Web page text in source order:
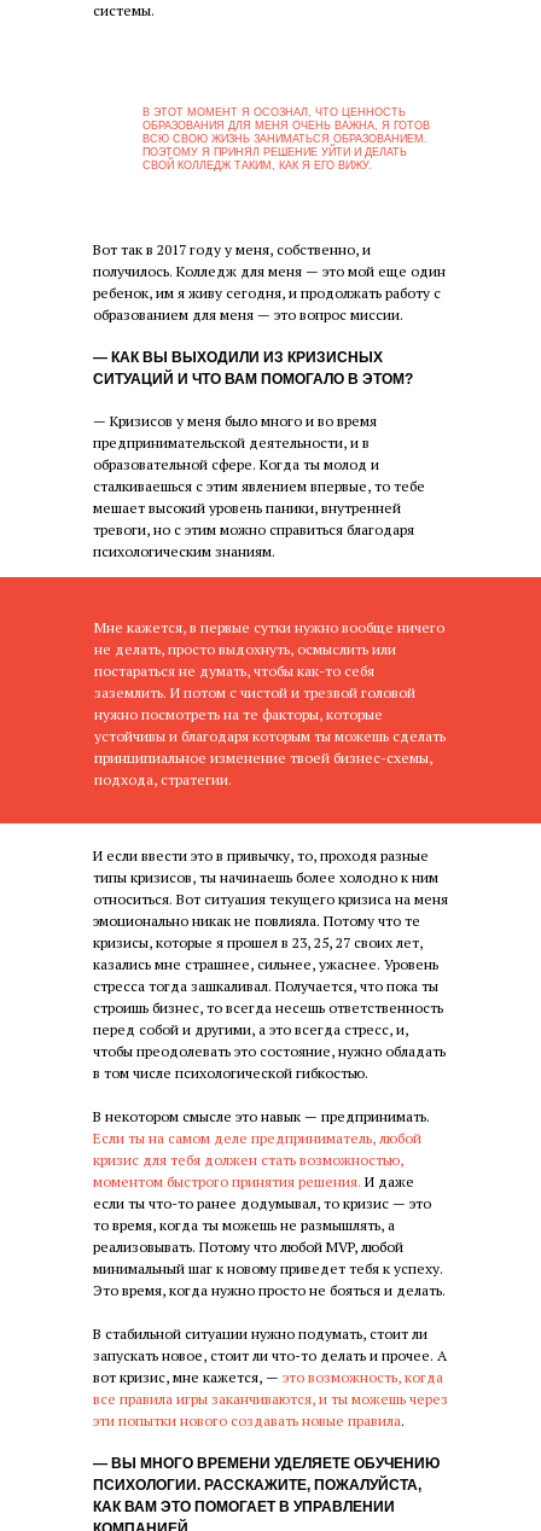
системы.
В ЭТОТ МОМЕНТ Я ОСОЗНАЛ, ЧТО ЦЕННОСТЬ
ОБРАЗОВАНИЯ ДЛЯ МЕНЯ ОЧЕНЬ ВАЖНА, Я ГОТОВ
ВСЮ СВОЮ ЖИЗНЬ ЗАНИМАТЬСЯ ОБРАЗОВАНИЕМ.
ПОЭТОМУ Я ПРИНЯЛ РЕШЕНИЕ УЙТИ И ДЕЛАТЬ
СВОЙ КОЛЛЕДЖ ТАКИМ, КАК Я ЕГО ВИЖУ.
— КАК ВЫ ВЫХОДИЛИ ИЗ КРИЗИСНЫХ
СИТУАЦИЙ И ЧТО ВАМ ПОМОГАЛО В ЭТОМ?
— Кризисов у меня было много и во время
предпринимательской деятельности, и в
образовательной сфере. Когда ты молод и
сталкиваешься с этим явлением впервые, то тебе
мешает высокий уровень паники, внутренней
тревоги, но с этим можно справиться благодаря
психологическим знаниям.
Вот так в 2017 году у меня, собственно, и
получилось. Колледж для меня — это мой еще один
ребенок, им я живу сегодня, и продолжать работу с
образованием для меня — это вопрос миссии.
Мне кажется, в первые сутки нужно вообще ничего
не делать, просто выдохнуть, осмыслить или
постараться не думать, чтобы как-то себя
заземлить. И потом с чистой и трезвой головой
нужно посмотреть на те факторы, которые
устойчивы и благодаря которым ты можешь сделать
принципиальное изменение твоей бизнес-схемы,
подхода, стратегии.
И если ввести это в привычку, то, проходя разные
типы кризисов, ты начинаешь более холодно к ним
относиться. Вот ситуация текущего кризиса на меня
эмоционально никак не повлияла. Потому что те
кризисы, которые я прошел в 23, 25, 27 своих лет,
казались мне страшнее, сильнее, ужаснее. Уровень
стресса тогда зашкаливал. Получается, что пока ты
строишь бизнес, то всегда несешь ответственность
перед собой и другими, а это всегда стресс, и,
чтобы преодолевать это состояние, нужно обладать
в том числе психологической гибкостью.
В некотором смысле это навык — предпринимать.
Если ты на самом деле предприниматель, любой
кризис для тебя должен стать возможностью,
моментом быстрого принятия решения. И даже
если ты что-то ранее додумывал, то кризис — это
то время, когда ты можешь не размышлять, а
реализовывать. Потому что любой MVP, любой
минимальный шаг к новому приведет тебя к успеху.
Это время, когда нужно просто не бояться и делать.
В стабильной ситуации нужно подумать, стоит ли
запускать новое, стоит ли что-то делать и прочее. А
вот кризис, мне кажется, — это возможность, когда
все правила игры заканчиваются, и ты можешь через
эти попытки нового создавать новые правила.
— ВЫ МНОГО ВРЕМЕНИ УДЕЛЯЕТЕ ОБУЧЕНИЮ
ПСИХОЛОГИИ. РАССКАЖИТЕ, ПОЖАЛУЙСТА,
КАК ВАМ ЭТО ПОМОГАЕТ В УПРАВЛЕНИИ